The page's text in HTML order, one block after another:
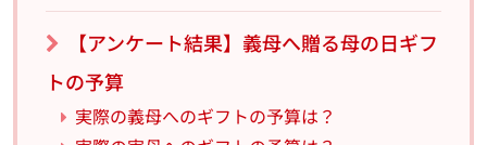
【アンケート結果】義母へ贈る母の日ギフ
トの予算
実際の義母へのギフトの予算は？